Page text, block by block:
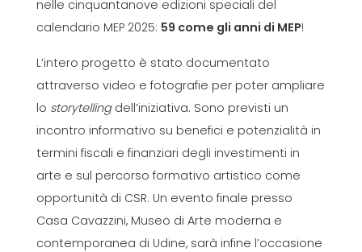
nelle cinquantanove edizioni speciali del
calendario MEP 2025: 59 come gli anni di MEP!
L’intero progetto è stato documentato
attraverso video e fotografie per poter ampliare
lo storytelling dell’iniziativa. Sono previsti un
incontro informativo su benefici e potenzialità in
termini fiscali e finanziari degli investimenti in
arte e sul percorso formativo artistico come
opportunità di CSR. Un evento finale presso
Casa Cavazzini, Museo di Arte moderna e
contemporanea di Udine, sarà infine l’occasione